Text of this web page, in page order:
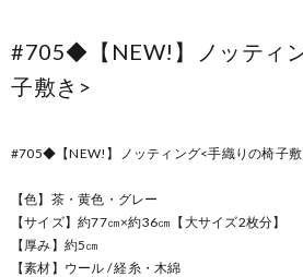
#705◆【NEW!】ノッティ
子敷き>
#705◆【NEW!】ノッティング<手織りの椅子敷
【色】茶・黄色・グレー
【サイズ】約77㎝×約36㎝【大サイズ2枚分】
【厚み】約5㎝
【素材】ウール / 経糸・木綿